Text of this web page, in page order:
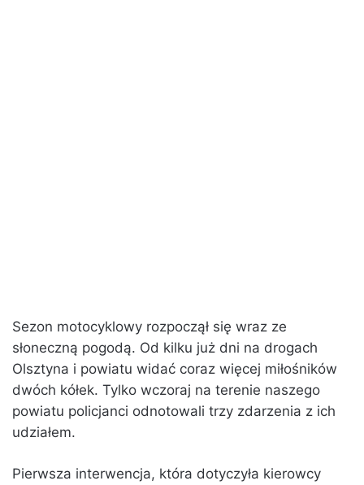
Sezon motocyklowy rozpoczął się wraz ze
słoneczną pogodą. Od kilku już dni na drogach
Olsztyna i powiatu widać coraz więcej miłośników
dwóch kółek. Tylko wczoraj na terenie naszego
powiatu policjanci odnotowali trzy zdarzenia z ich
udziałem.
Pierwsza interwencja, która dotyczyła kierowcy